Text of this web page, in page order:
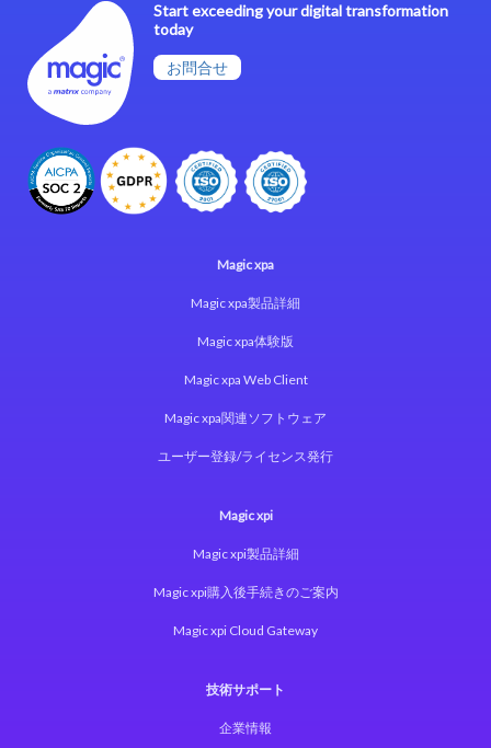
Start exceeding your digital transformation
today
お問合せ
Magic xpa
Magic xpa製品詳細
Magic xpa体験版
Magic xpa Web Client
Magic xpa関連ソフトウェア
ユーザー登録/ライセンス発行
Magic xpi
Magic xpi製品詳細
Magic xpi購入後手続きのご案内
Magic xpi Cloud Gateway
技術サポート
企業情報